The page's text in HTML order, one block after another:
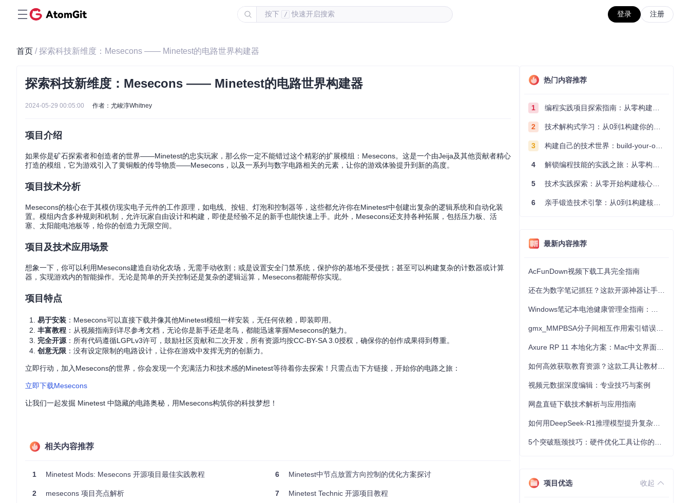
按下 / 快速开启搜索 登录 注册
首页 / 探索科技新维度：Mesecons —— Minetest的电路世界构建器
探索科技新维度：Mesecons —— Minetest的电路世界构建器
2024-05-29 00:05:00 作者：尤峻淳Whitney
项目介绍
如果你是矿石探索者和创造者的世界——Minetest的忠实玩家，那么你一定不能错过这个精彩的扩展模组：Mesecons。这是一个由Jeija及其他贡献者精心
打造的模组，它为游戏引入了黄铜般的传导物质——Mesecons，以及一系列与数字电路相关的元素，让你的游戏体验提升到新的高度。
项目技术分析
Mesecons的核心在于其模仿现实电子元件的工作原理，如电线、按钮、灯泡和控制器等，这些都允许你在Minetest中创建出复杂的逻辑系统和自动化装
置。模组内含多种规则和机制，允许玩家自由设计和构建，即使是经验不足的新手也能快速上手。此外，Mesecons还支持各种拓展，包括压力板、活
塞、太阳能电池板等，给你的创造力无限空间。
项目及技术应用场景
想象一下，你可以利用Mesecons建造自动化农场，无需手动收割；或是设置安全门禁系统，保护你的基地不受侵扰；甚至可以构建复杂的计数器或计算
器，实现游戏内的智能操作。无论是简单的开关控制还是复杂的逻辑运算，Mesecons都能帮你实现。
项目特点
易于安装 ：Mesecons可以直接下载并像其他Minetest模组一样安装，无任何依赖，即装即用。
丰富教程 ：从视频指南到详尽参考文档，无论你是新手还是老鸟，都能迅速掌握Mesecons的魅力。
完全开源 ：所有代码遵循LGPLv3许可，鼓励社区贡献和二次开发，所有资源均按CC-BY-SA 3.0授权，确保你的创作成果得到尊重。
创意无限 ：没有设定限制的电路设计，让你在游戏中发挥无穷的创新力。
立即行动，加入Mesecons的世界，你会发现一个充满活力和技术感的Minetest等待着你去探索！只需点击下方链接，开始你的电路之旅：
立即下载Mesecons
让我们一起发掘 Minetest 中隐藏的电路奥秘，用Mesecons构筑你的科技梦想！
相关内容推荐
1 Minetest Mods: Mesecons 开源项目最佳实践教程
2 mesecons 项目亮点解析
6 Minetest中节点放置方向控制的优化方案探讨
7 Minetest Technic 开源项目教程
热门内容推荐
1 编程实践项目探索指南：从零构建技术能力体系
2 技术解构式学习：从0到1构建你的编程知识体系
3 构建自己的技术世界：build-your-own-x项目的实践探索指南
4 解锁编程技能的实践之旅：从零构建你的技术世界
5 技术实践探索：从零开始构建核心系统的实践指南
6 亲手锻造技术引擎：从0到1构建核心系统的实践指南
最新内容推荐
AcFunDown视频下载工具完全指南
视频元数据深度编辑：专业技巧与案例
网盘直链下载技术解析与应用指南
项目优选 收起